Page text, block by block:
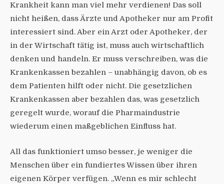
Krankheit kann man viel mehr verdienen! Das soll
nicht heißen, dass Ärzte und Apotheker nur am Profit
interessiert sind. Aber ein Arzt oder Apotheker, der
in der Wirtschaft tätig ist, muss auch wirtschaftlich
denken und handeln. Er muss verschreiben, was die
Krankenkassen bezahlen – unabhängig davon, ob es
dem Patienten hilft oder nicht. Die gesetzlichen
Krankenkassen aber bezahlen das, was gesetzlich
geregelt wurde, worauf die Pharmaindustrie
wiederum einen maßgeblichen Einfluss hat.
All das funktioniert umso besser, je weniger die
Menschen über ein fundiertes Wissen über ihren
eigenen Körper verfügen. „Wenn es mir schlecht